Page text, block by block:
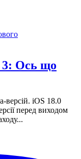
3: Ось що
версій. iOS 18.0
перед виходом